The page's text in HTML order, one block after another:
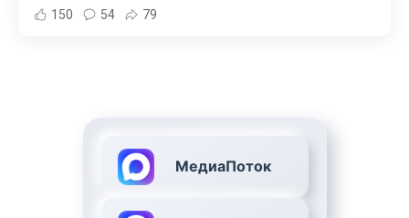
150 54 79
МедиаПоток